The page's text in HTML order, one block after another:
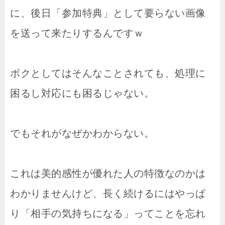
に、後日「参加特典」として要らない画像
を送って来たりするんですｗ
ボクとしてはそんなことされても、処理に
困るし対応にも困るじゃない。
でもそれがなぜかわからない。
これは美的感性が優れた人の特徴なのかは
わかりませんけど、長く続けるにはやっぱ
り「相手の気持ちになる」ってことを忘れ